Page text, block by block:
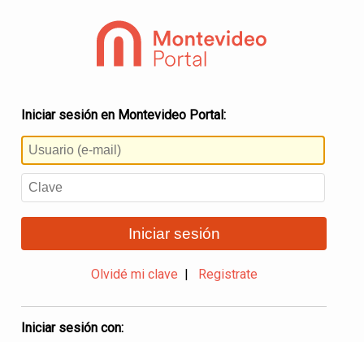
Iniciar sesión en Montevideo Portal:
Iniciar sesión
Olvidé mi clave Registrate
Iniciar sesión con: